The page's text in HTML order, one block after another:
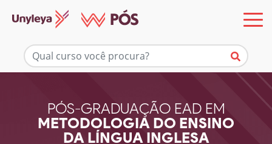
PÓS-GRADUAÇÃO EAD EM
METODOLOGIA DO ENSINO
DA LÍNGUA INGLESA
Mais informações